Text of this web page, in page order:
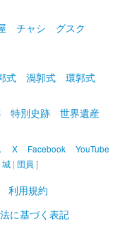
城印
ボット 会津若松城
チャシ
グスク
式 渦郭式
環郭式
特別史跡 世界遺産
X Facebook
YouTube
城 | 団員 ]
利用規約
に基づく表記